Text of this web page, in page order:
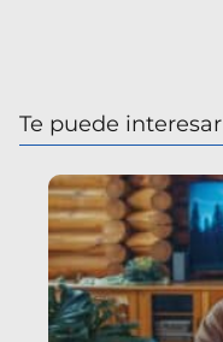
Te puede interesar